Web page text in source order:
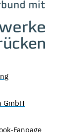
GmbH
Fanpage